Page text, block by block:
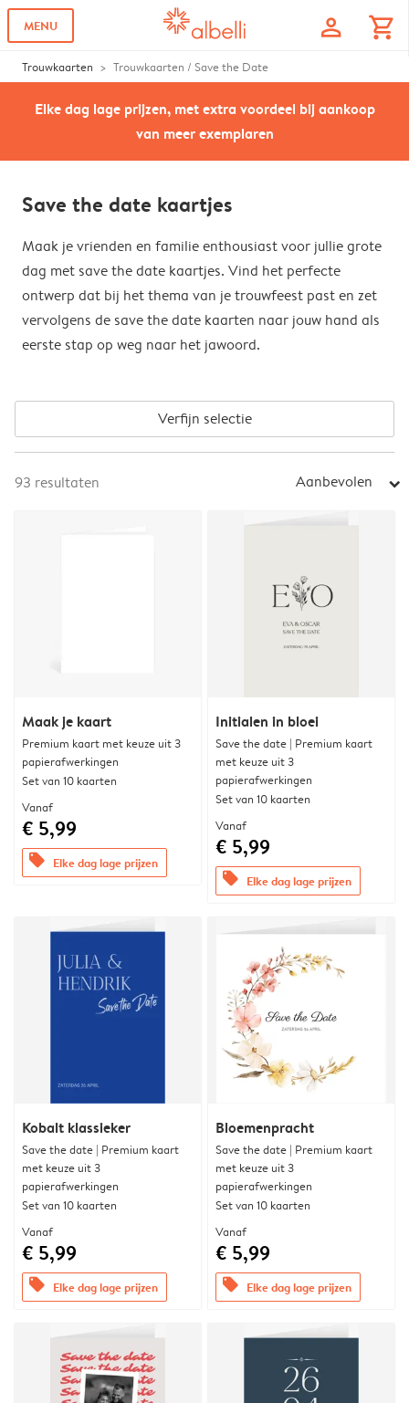
MENU profile shopping_cart
Trouwkaarten Trouwkaarten / Save the Date
Elke dag lage prijzen, met extra voordeel bij aankoop
van meer exemplaren
Save the date kaartjes
Maak je vrienden en familie enthousiast voor jullie grote
dag met save the date kaartjes. Vind het perfecte
ontwerp dat bij het thema van je trouwfeest past en zet
vervolgens de save the date kaarten naar jouw hand als
eerste stap op weg naar het jawoord.
Verfijn selectie
93 resultaten Aanbevolen arrow_right
Maak je kaart
Premium kaart met keuze uit 3
papierafwerkingen
Set van 10 kaarten
Vanaf
€ 5,99
offers Elke dag lage prijzen
Initialen in bloei
Save the date | Premium kaart
met keuze uit 3
papierafwerkingen
Set van 10 kaarten
Vanaf
€ 5,99
offers Elke dag lage prijzen
Kobalt klassieker
Save the date | Premium kaart
met keuze uit 3
papierafwerkingen
Set van 10 kaarten
Vanaf
€ 5,99
offers Elke dag lage prijzen
Bloemenpracht
Save the date | Premium kaart
met keuze uit 3
papierafwerkingen
Set van 10 kaarten
Vanaf
€ 5,99
offers Elke dag lage prijzen